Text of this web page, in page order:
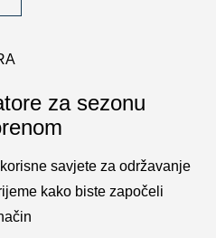
za sezonu
savjete za održavanje
kako biste započeli